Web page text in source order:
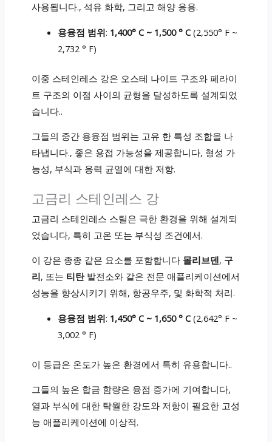
사용됩니다., 석유 화학, 그리고 해양 응용.
용융점 범위: 1,400° C ~ 1,500 ° C(2,550° F ~
2,732 ° F)
이중 스테인레스 강은 오스테 나이트 구조와 페라이
트 구조의 이점 사이의 균형을 달성하도록 설계되었
습니다..
그들의 중간 용융점 범위는 고유 한 특성 조합을 나
타냅니다., 좋은 용접 가능성을 제공합니다, 형성 가
능성, 부식과 응력 균열에 대한 저항.
고금리 스테인레스 강
고금리 스테인레스 스틸은 극한 환경을 위해 설계되
었습니다, 특히 고온 또는 부식성 조건에서.
이 강은 종종 같은 요소를 포함합니다 몰리브덴, 구
리, 또는 티탄발전소와 같은 전문 애플리케이션에서
성능을 향상시키기 위해, 항공우주, 및 화학적 처리.
용융점 범위: 1,450° C ~ 1,650 ° C(2,642° F ~
3,002 ° F)
이 등급은 온도가 높은 환경에서 특히 유용합니다..
그들의 높은 합금 함량은 융점 증가에 기여합니다,
열과 부식에 대한 탁월한 강도와 저항이 필요한 고성
능 애플리케이션에 이상적.